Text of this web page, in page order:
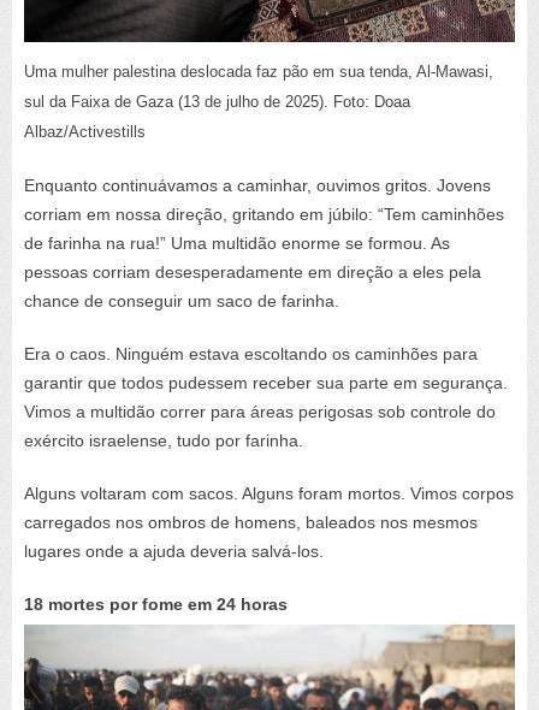
Uma mulher palestina deslocada faz pão em sua tenda, Al-Mawasi,
sul da Faixa de Gaza (13 de julho de 2025). Foto: Doaa
Albaz/Activestills
Enquanto continuávamos a caminhar, ouvimos gritos. Jovens
corriam em nossa direção, gritando em júbilo: “Tem caminhões
de farinha na rua!” Uma multidão enorme se formou. As
pessoas corriam desesperadamente em direção a eles pela
chance de conseguir um saco de farinha.
Era o caos. Ninguém estava escoltando os caminhões para
garantir que todos pudessem receber sua parte em segurança.
Vimos a multidão correr para áreas perigosas sob controle do
exército israelense, tudo por farinha.
Alguns voltaram com sacos. Alguns foram mortos. Vimos corpos
carregados nos ombros de homens, baleados nos mesmos
lugares onde a ajuda deveria salvá-los.
18 mortes por fome em 24 horas